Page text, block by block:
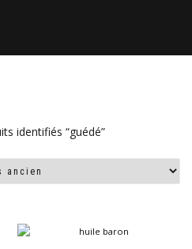
identifiés “guédé”